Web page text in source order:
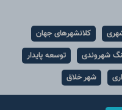
کلانشهرهای جهان
شهروندی
توسعه پایدار
شهر خلاق